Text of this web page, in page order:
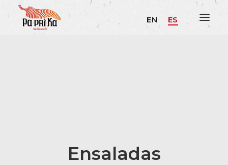
EN ES
Ensaladas